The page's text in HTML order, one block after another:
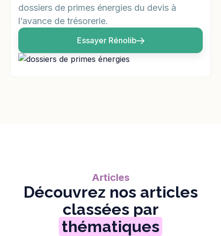
dossiers de primes énergies du devis à
l’avance de trésorerie.
Essayer Rénolib
Articles
Découvrez nos articles
classées par
thématiques